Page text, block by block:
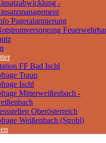
-
Pageralarmierung
FF Bad Ischl
Traun
Ischl
Mitterweißenbach -
Oberösterreich
Weißenbach (Strobl)